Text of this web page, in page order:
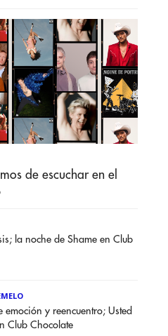
de escuchar en el
la noche de Shame en Club
emoción y reencuentro; Usted
Club Chocolate